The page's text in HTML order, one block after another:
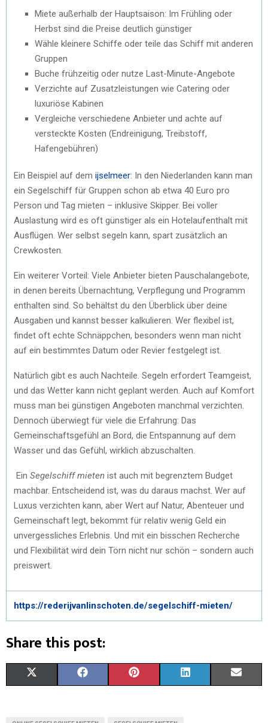
Miete außerhalb der Hauptsaison: Im Frühling oder
Herbst sind die Preise deutlich günstiger
Wähle kleinere Schiffe oder teile das Schiff mit anderen
Gruppen
Buche frühzeitig oder nutze Last-Minute-Angebote
Verzichte auf Zusatzleistungen wie Catering oder
luxuriöse Kabinen
Vergleiche verschiedene Anbieter und achte auf
versteckte Kosten (Endreinigung, Treibstoff,
Hafengebühren)
Ein Beispiel auf dem ijselmeer: In den Niederlanden kann man
ein Segelschiff für Gruppen schon ab etwa 40 Euro pro
Person und Tag mieten – inklusive Skipper. Bei voller
Auslastung wird es oft günstiger als ein Hotelaufenthalt mit
Ausflügen. Wer selbst segeln kann, spart zusätzlich an
Crewkosten.
Ein weiterer Vorteil: Viele Anbieter bieten Pauschalangebote,
in denen bereits Übernachtung, Verpflegung und Programm
enthalten sind. So behältst du den Überblick über deine
Ausgaben und kannst besser kalkulieren. Wer flexibel ist,
findet oft echte Schnäppchen, besonders wenn man nicht
auf ein bestimmtes Datum oder Revier festgelegt ist.
Natürlich gibt es auch Nachteile. Segeln erfordert Teamgeist,
und das Wetter kann nicht geplant werden. Auch auf Komfort
muss man bei günstigen Angeboten manchmal verzichten.
Dennoch überwiegt für viele die Erfahrung: Das
Gemeinschaftsgefühl an Bord, die Entspannung auf dem
Wasser und das Gefühl, wirklich abzuschalten.
Ein Segelschiff mieten ist auch mit begrenztem Budget
machbar. Entscheidend ist, was du daraus machst. Wer auf
Luxus verzichten kann, aber Wert auf Natur, Abenteuer und
Gemeinschaft legt, bekommt für relativ wenig Geld ein
unvergessliches Erlebnis. Und mit ein bisschen Recherche
und Flexibilität wird dein Törn nicht nur schön – sondern auch
preiswert.
https://rederijvanlinschoten.de/segelschiff-mieten/
Share this post: